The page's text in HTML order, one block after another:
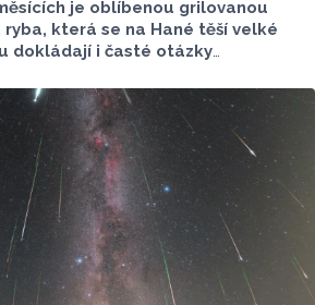
je oblíbenou grilovanou
která se na Hané těší velké
dokládají i časté otázky
Zpřehlednit tyto informace
"Kde pečou makrely?“